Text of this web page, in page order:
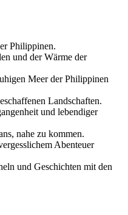
Philippinen.
und der Wärme der
Meer der Philippinen
Landschaften.
und lebendiger
nahe zu kommen.
Abenteuer
und Geschichten mit den